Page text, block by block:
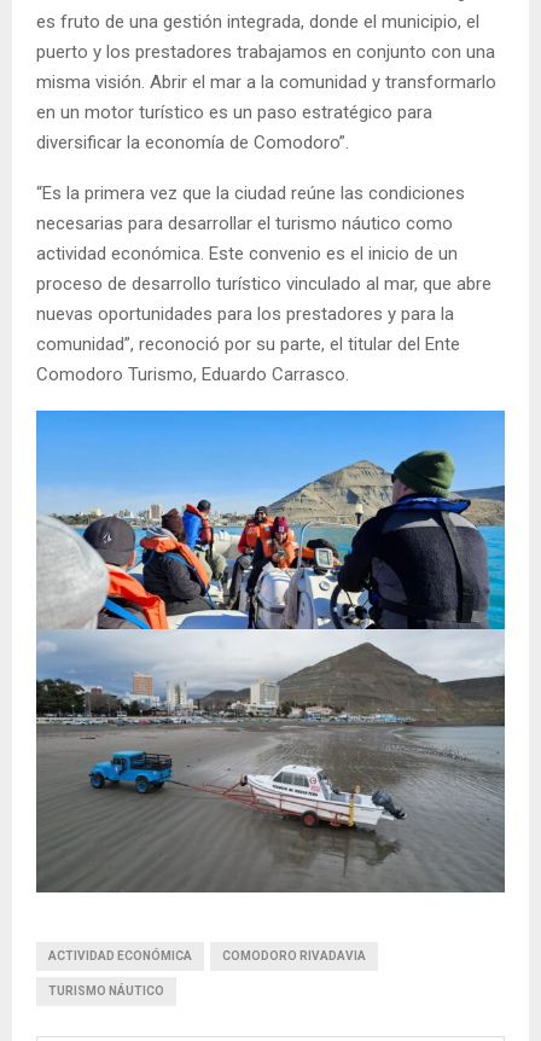
es fruto de una gestión integrada, donde el municipio, el
puerto y los prestadores trabajamos en conjunto con una
misma visión. Abrir el mar a la comunidad y transformarlo
en un motor turístico es un paso estratégico para
diversificar la economía de Comodoro”.
“Es la primera vez que la ciudad reúne las condiciones
necesarias para desarrollar el turismo náutico como
actividad económica. Este convenio es el inicio de un
proceso de desarrollo turístico vinculado al mar, que abre
nuevas oportunidades para los prestadores y para la
comunidad”, reconoció por su parte, el titular del Ente
Comodoro Turismo, Eduardo Carrasco.
ACTIVIDAD ECONÓMICA COMODORO RIVADAVIA
TURISMO NÁUTICO